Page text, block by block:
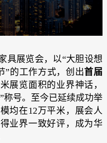
具展览会，以“大胆设想
”的工作方式，创出首届
展览面积的业界神话，
称号。至今已延续成功举
均在12万平米，展会人
业界一致好评，成为华